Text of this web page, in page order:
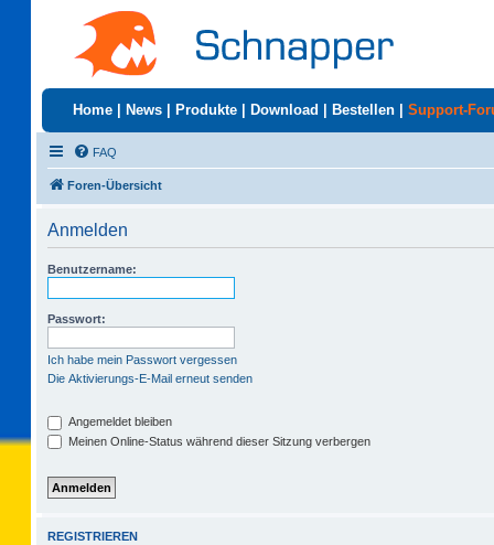
Home News Produkte Download Bestellen Support-
FAQ
Foren-Übersicht
Anmelden
Benutzername:
Passwort:
Ich habe mein Passwort vergessen
Die Aktivierungs-E-Mail erneut senden
Angemeldet bleiben
Meinen Online-Status während dieser Sitzung verbergen
REGISTRIEREN